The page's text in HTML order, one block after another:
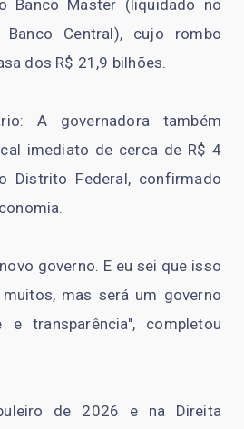
Banco Master (liquidado no
Central), cujo rombo
dos R$ 21,9 bilhões.
A governadora também
imediato de cerca de R$ 4
Distrito Federal, confirmado
governo. E eu sei que isso
mas será um governo
e transparência", completou
de 2026 e na Direita